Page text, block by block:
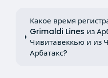
Какое время
Grimaldi Lines из
Чивитавеккью и из
Арбатакс?